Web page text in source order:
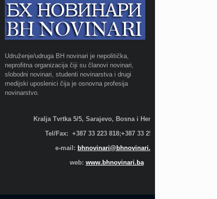
Udruženje/udruga BH novinari je nepolitička,
neprofitna organizacija čiji su članovi novinari,
slobodni novinari, studenti novinarstva i drugi
medijski uposlenici čija je osnovna profesija
novinarstvo.
Kralja Tvrtka 5/5, Sarajevo, Bosna i Hercegovina;
Tel/Fax: +387 33 223 818;+387 33 255 600
e-mail: bhnovinari@bhnovinari.ba
web: www.bhnovinari.ba